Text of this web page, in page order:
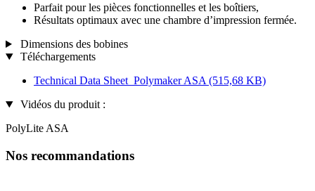
Parfait pour les pièces fonctionnelles et les boîtiers,
Résultats optimaux avec une chambre d’impression fermée.
Dimensions des bobines
Téléchargements
Technical Data Sheet_Polymaker ASA (515,68 KB)
Vidéos du produit :
PolyLite ASA
Nos recommandations